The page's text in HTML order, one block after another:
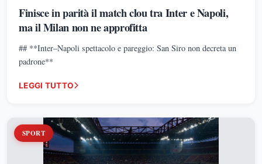
Finisce in parità il match clou tra Inter e Napoli,
ma il Milan non ne approfitta
## **Inter–Napoli spettacolo e pareggio: San Siro non decreta un
padrone**
LEGGI TUTTO
SPORT